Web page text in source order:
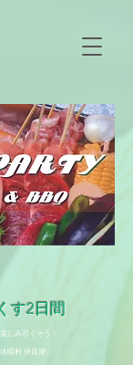
す2日間
しみ尽くそう！
暇村 伊良湖』